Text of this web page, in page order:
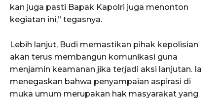
kan juga pasti Bapak Kapolri juga menonton
kegiatan ini,” tegasnya.
Lebih lanjut, Budi memastikan pihak kepolisian
akan terus membangun komunikasi guna
menjamin keamanan jika terjadi aksi lanjutan. Ia
menegaskan bahwa penyampaian aspirasi di
muka umum merupakan hak masyarakat yang